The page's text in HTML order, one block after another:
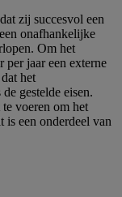
zij succesvol een
onafhankelijke
Om het
per jaar een externe
het
gestelde eisen.
voeren om het
is een onderdeel van